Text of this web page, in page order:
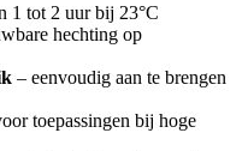
1 tot 2 uur bij 23°C
hechting op
– eenvoudig aan te brengen
toepassingen bij hoge